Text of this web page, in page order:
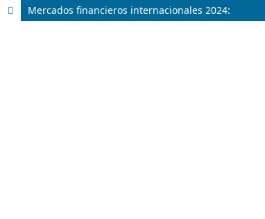
Mercados financieros internacionales 2024: